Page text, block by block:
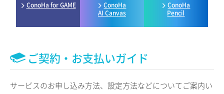
ConoHa for GAME
ConoHa
AI Canvas
ConoHa
Pencil
ご契約・お支払いガイド
サービスのお申し込み方法、設定方法などについてご案内い